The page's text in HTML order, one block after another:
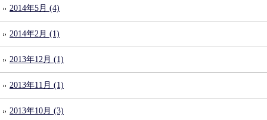
2014年5月 (4)
2014年2月 (1)
2013年12月 (1)
2013年11月 (1)
2013年10月 (3)